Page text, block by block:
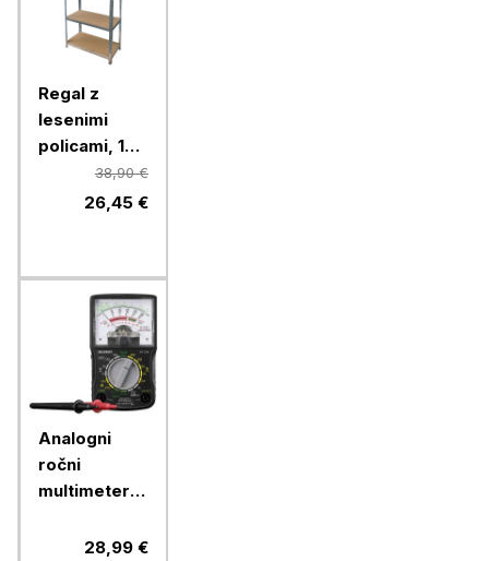
Regal z
lesenimi
policami, 180
x 90 x 40 cm
38,90 €
26,45 €
Analogni
ročni
multimeter
VC-13A28,99 €